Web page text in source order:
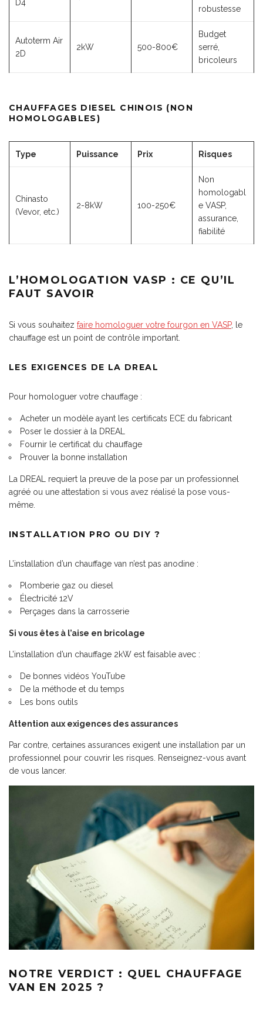
D4
robustesse
Autoterm Air
2D
2kW 500-800€
Budget
serré,
bricoleurs
CHAUFFAGES DIESEL CHINOIS (NON
HOMOLOGABLES)
Type Puissance Prix Risques
Chinasto
(Vevor, etc.)
2-8kW 100-250€
Non
homologabl
e VASP,
assurance,
fiabilité
L’HOMOLOGATION VASP : CE QU’IL
FAUT SAVOIR
Si vous souhaitez faire homologuer votre fourgon en VASP, le
chauffage est un point de contrôle important.
LES EXIGENCES DE LA DREAL
Pour homologuer votre chauffage :
Acheter un modèle ayant les certificats ECE du fabricant
Poser le dossier à la DREAL
Fournir le certificat du chauffage
Prouver la bonne installation
La DREAL requiert la preuve de la pose par un professionnel
agréé ou une attestation si vous avez réalisé la pose vous-
même.
INSTALLATION PRO OU DIY ?
L’installation d’un chauffage van n’est pas anodine :
Plomberie gaz ou diesel
Électricité 12V
Perçages dans la carrosserie
Si vous êtes à l’aise en bricolage
L’installation d’un chauffage 2kW est faisable avec :
De bonnes vidéos YouTube
De la méthode et du temps
Les bons outils
Attention aux exigences des assurances
Par contre, certaines assurances exigent une installation par un
professionnel pour couvrir les risques. Renseignez-vous avant
de vous lancer.
NOTRE VERDICT : QUEL CHAUFFAGE
VAN EN 2025 ?